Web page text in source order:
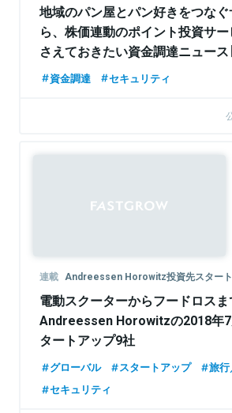
地域のパン屋とパン好きをつな
ら、株価連動のポイント投資サ
さえておきたい資金調達ニュース
資金調達 セキュリティ
連載 Andreessen Horowitz投資先スター
電動スクーターからフードロスま
Andreessen Horowitzの2018年
タートアップ9社
グローバル スタートアップ
旅
セキュリティ